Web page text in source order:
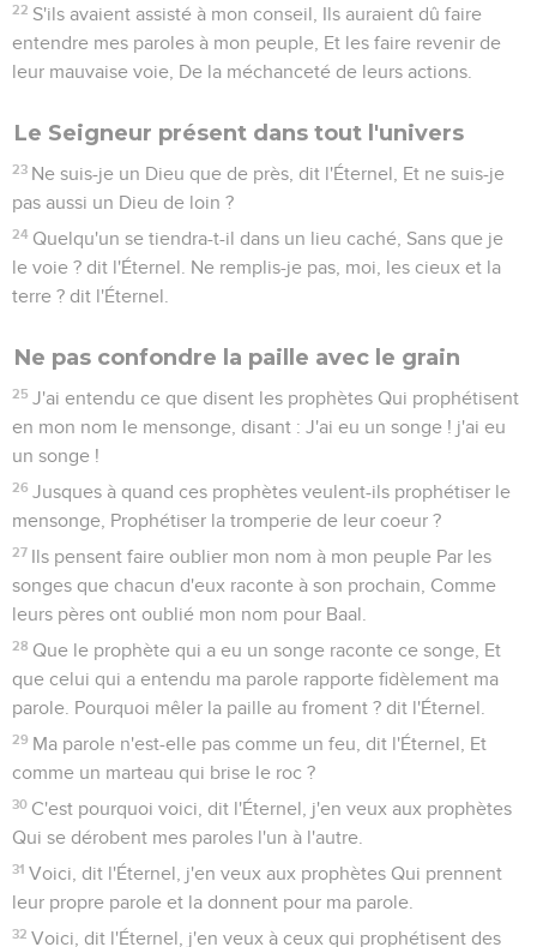
22 S'ils avaient assisté à mon conseil, Ils auraient dû faire
entendre mes paroles à mon peuple, Et les faire revenir de
leur mauvaise voie, De la méchanceté de leurs actions.
Le Seigneur présent dans tout l'univers
23 Ne suis-je un Dieu que de près, dit l'Éternel, Et ne suis-je
pas aussi un Dieu de loin ?
24 Quelqu'un se tiendra-t-il dans un lieu caché, Sans que je
le voie ? dit l'Éternel. Ne remplis-je pas, moi, les cieux et la
terre ? dit l'Éternel.
Ne pas confondre la paille avec le grain
25 J'ai entendu ce que disent les prophètes Qui prophétisent
en mon nom le mensonge, disant : J'ai eu un songe ! j'ai eu
un songe !
26 Jusques à quand ces prophètes veulent-ils prophétiser le
mensonge, Prophétiser la tromperie de leur coeur ?
27 Ils pensent faire oublier mon nom à mon peuple Par les
songes que chacun d'eux raconte à son prochain, Comme
leurs pères ont oublié mon nom pour Baal.
28 Que le prophète qui a eu un songe raconte ce songe, Et
que celui qui a entendu ma parole rapporte fidèlement ma
parole. Pourquoi mêler la paille au froment ? dit l'Éternel.
29 Ma parole n'est-elle pas comme un feu, dit l'Éternel, Et
comme un marteau qui brise le roc ?
30 C'est pourquoi voici, dit l'Éternel, j'en veux aux prophètes
Qui se dérobent mes paroles l'un à l'autre.
31 Voici, dit l'Éternel, j'en veux aux prophètes Qui prennent
leur propre parole et la donnent pour ma parole.
32 Voici, dit l'Éternel, j'en veux à ceux qui prophétisent des